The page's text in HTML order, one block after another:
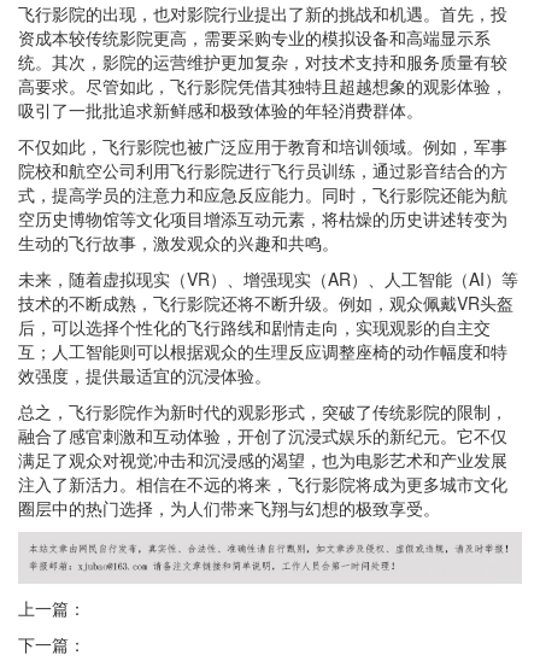
飞行影院的出现，也对影院行业提出了新的挑战和机遇。首先，投
资成本较传统影院更高，需要采购专业的模拟设备和高端显示系
统。其次，影院的运营维护更加复杂，对技术支持和服务质量有较
高要求。尽管如此，飞行影院凭借其独特且超越想象的观影体验，
吸引了一批批追求新鲜感和极致体验的年轻消费群体。
不仅如此，飞行影院也被广泛应用于教育和培训领域。例如，军事
院校和航空公司利用飞行影院进行飞行员训练，通过影音结合的方
式，提高学员的注意力和应急反应能力。同时，飞行影院还能为航
空历史博物馆等文化项目增添互动元素，将枯燥的历史讲述转变为
生动的飞行故事，激发观众的兴趣和共鸣。
未来，随着虚拟现实（VR）、增强现实（AR）、人工智能（AI）等
技术的不断成熟，飞行影院还将不断升级。例如，观众佩戴VR头盔
后，可以选择个性化的飞行路线和剧情走向，实现观影的自主交
互；人工智能则可以根据观众的生理反应调整座椅的动作幅度和特
效强度，提供最适宜的沉浸体验。
总之，飞行影院作为新时代的观影形式，突破了传统影院的限制，
融合了感官刺激和互动体验，开创了沉浸式娱乐的新纪元。它不仅
满足了观众对视觉冲击和沉浸感的渴望，也为电影艺术和产业发展
注入了新活力。相信在不远的将来，飞行影院将成为更多城市文化
圈层中的热门选择，为人们带来飞翔与幻想的极致享受。
上一篇：
下一篇：